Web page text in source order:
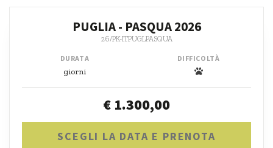
PUGLIA - PASQUA 2026
26/PK-ITPUGLPASQUA
DURATA
giorni
DIFFICOLTÀ
€ 1.300,00
SCEGLI LA DATA E PRENOTA